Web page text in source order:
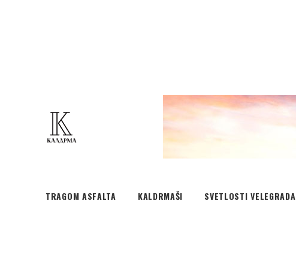
TRAGOM ASFALTA KALDRMAŠI SVETLOSTI VELEGRADA